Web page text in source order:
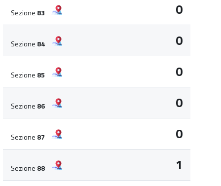
Sezione 83 0
Sezione 84 0
Sezione 85 0
Sezione 86 0
Sezione 87 0
Sezione 88 1